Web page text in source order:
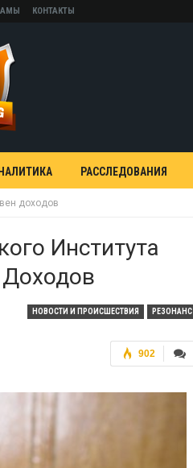
КОНТАКТЫ
РАССЛЕДОВАНИЯ
доходов
Института
НОВОСТИ И ПРОИСШЕСТВИЯ РЕЗОНАНС
902